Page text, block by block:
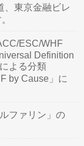
、東京金融ビレ
ESC/WHF
Definition
よる分類
by Cause」に
ファリン」の